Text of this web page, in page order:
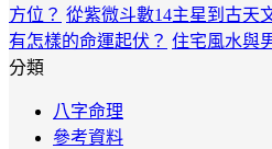
方位？ 從紫微斗數14主星到古天
有怎樣的命運起伏？ 住宅風水與
分類
八字命理
參考資料